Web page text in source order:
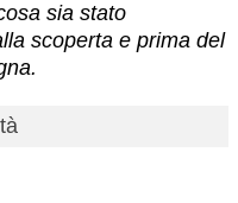
sia stato
scoperta e prima del